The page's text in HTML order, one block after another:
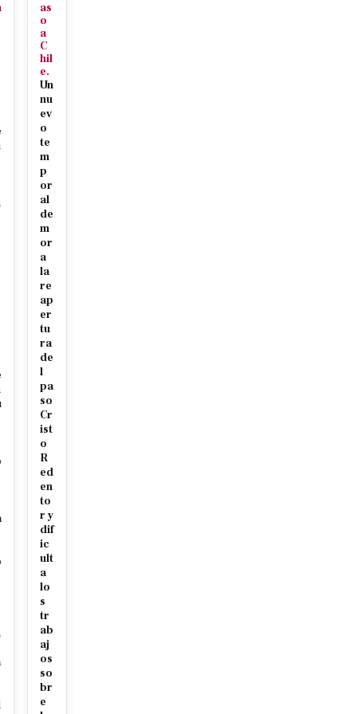
as
o
a
C
hil
e.
Un
nu
ev
o
te
m
p
or
al
de
m
or
a
la
re
ap
er
tu
ra
de
l
pa
so
Cr
ist
o
R
ed
en
to
r y
dif
ic
ult
a
lo
s
tr
ab
aj
os
so
br
e